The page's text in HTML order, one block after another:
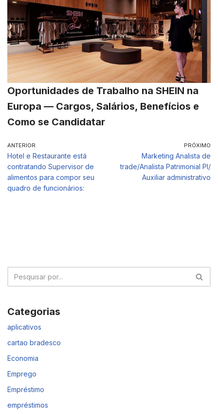
Oportunidades de Trabalho na SHEIN na
Europa — Cargos, Salários, Benefícios e
Como se Candidatar
ANTERIOR
Hotel e Restaurante está
contratando Supervisor de
alimentos para compor seu
quadro de funcionários:
PRÓXIMO
Marketing Analista de
trade/Analista Patrimonial Pl/
Auxiliar administrativo
Categorias
aplicativos
cartao bradesco
Economia
Emprego
Empréstimo
empréstimos